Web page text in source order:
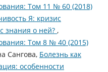
Том 11 № 60 (2018)
Я: кризис
знания о ней? ,
Том 8 № 40 (2015)
Сангова, Болезнь как
особенности